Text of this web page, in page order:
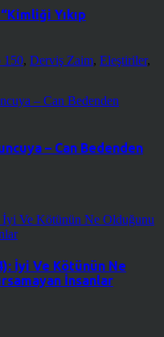
Yıkıp
150, Derviş Zaim, Eleştiriler,
– Can Bedenden
İyi Ve Kötünün Ne
İnsanlar